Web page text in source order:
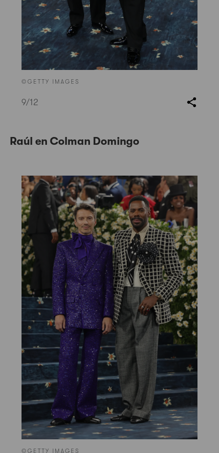
©GETTY IMAGES
9/12
Raúl en Colman Domingo
©GETTY IMAGES